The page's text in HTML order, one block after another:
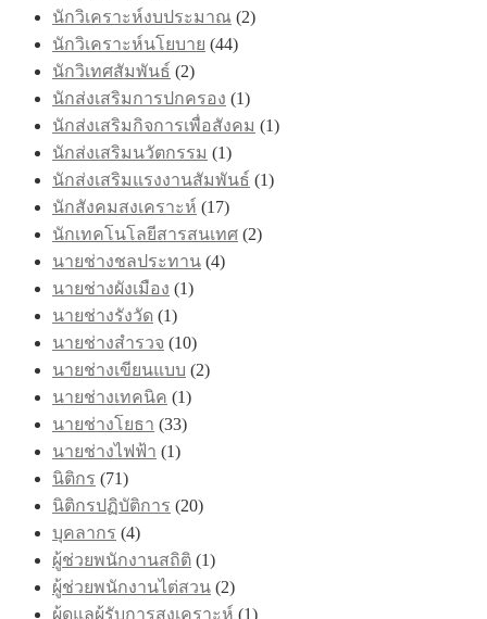
นักวิเคราะห์งบประมาณ (2)
นักวิเคราะห์นโยบาย (44)
นักวิเทศสัมพันธ์ (2)
นักส่งเสริมการปกครอง (1)
นักส่งเสริมกิจการเพื่อสังคม (1)
นักส่งเสริมนวัตกรรม (1)
นักส่งเสริมแรงงานสัมพันธ์ (1)
นักสังคมสงเคราะห์ (17)
นักเทคโนโลยีสารสนเทศ (2)
นายช่างชลประทาน (4)
นายช่างผังเมือง (1)
นายช่างรังวัด (1)
นายช่างสำรวจ (10)
นายช่างเขียนแบบ (2)
นายช่างเทคนิค (1)
นายช่างโยธา (33)
นายช่างไฟฟ้า (1)
นิติกร (71)
นิติกรปฏิบัติการ (20)
บุคลากร (4)
ผู้ช่วยพนักงานสถิติ (1)
ผู้ช่วยพนักงานไต่สวน (2)
ผู้ดูแลผู้รับการสงเคราะห์ (1)